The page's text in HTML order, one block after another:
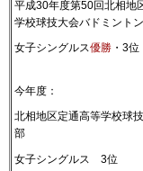
平成30年度第50回北相地
学校球技大会バドミント
女子シングルス優勝 ・3位
今年度：
北相地区定通高等学校球
部
女子シングルス 3位